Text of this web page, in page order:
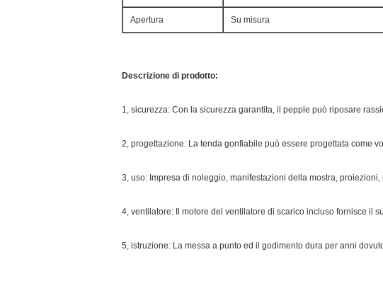
Apertura Su misura
Descrizione di prodotto:
1, sicurezza: Con la sicurezza garantita, il pepple può riposare
2, progettazione: La tenda gonfiabile può essere progettata come
3, uso: Impresa di noleggio, manifestazioni della mostra,
4, ventilatore: Il motore del ventilatore di scarico incluso fornisce il
5, istruzione: La messa a punto ed il godimento dura per anni